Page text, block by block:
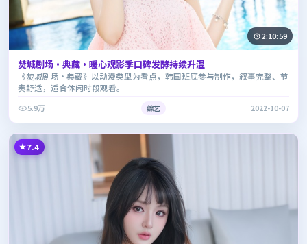
2:10:59
焚城剧场·典藏·暖心观影季口碑发酵持续升温
《焚城剧场·典藏》以动漫类型为看点，韩国班底参与制作，叙事完整、节
奏舒适，适合休闲时段观看。
5.9万
综艺 2022-10-07
7.4